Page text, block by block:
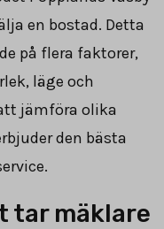
en bostad. Detta
på flera faktorer,
läge och
jämföra olika
den bästa
tar mäklare